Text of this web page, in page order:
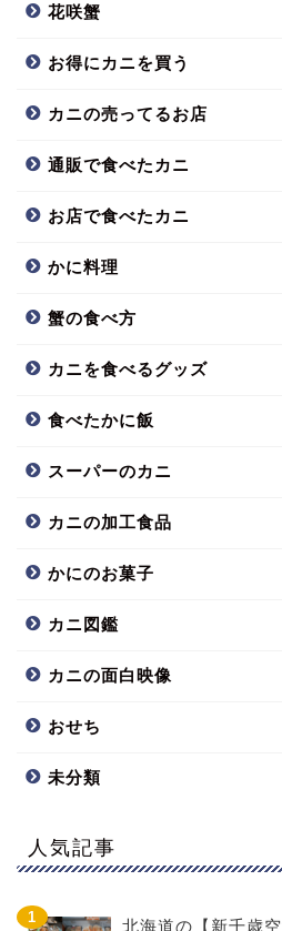
花咲蟹
お得にカニを買う
カニの売ってるお店
通販で食べたカニ
お店で食べたカニ
かに料理
蟹の食べ方
カニを食べるグッズ
食べたかに飯
スーパーのカニ
カニの加工食品
かにのお菓子
カニ図鑑
カニの面白映像
おせち
未分類
人気記事
北海道の【新千歳